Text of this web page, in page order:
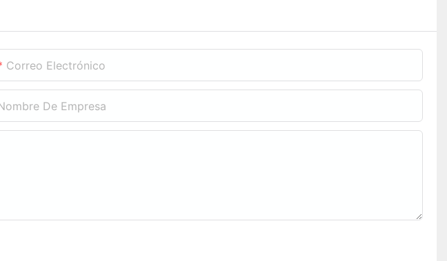
Correo Electrónico
De Empresa